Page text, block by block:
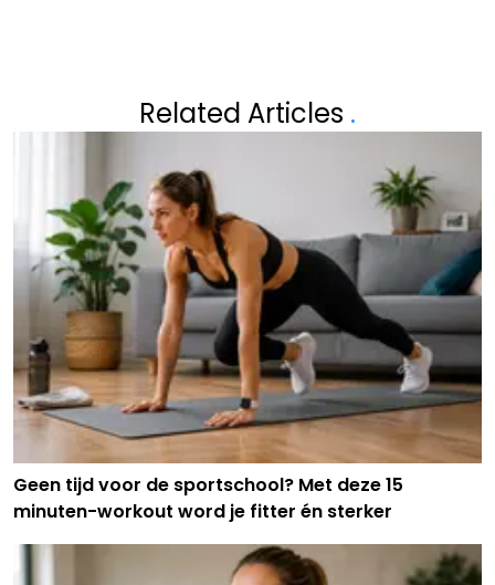
Related Articles .
Geen tijd voor de sportschool? Met deze 15
minuten-workout word je fitter én sterker